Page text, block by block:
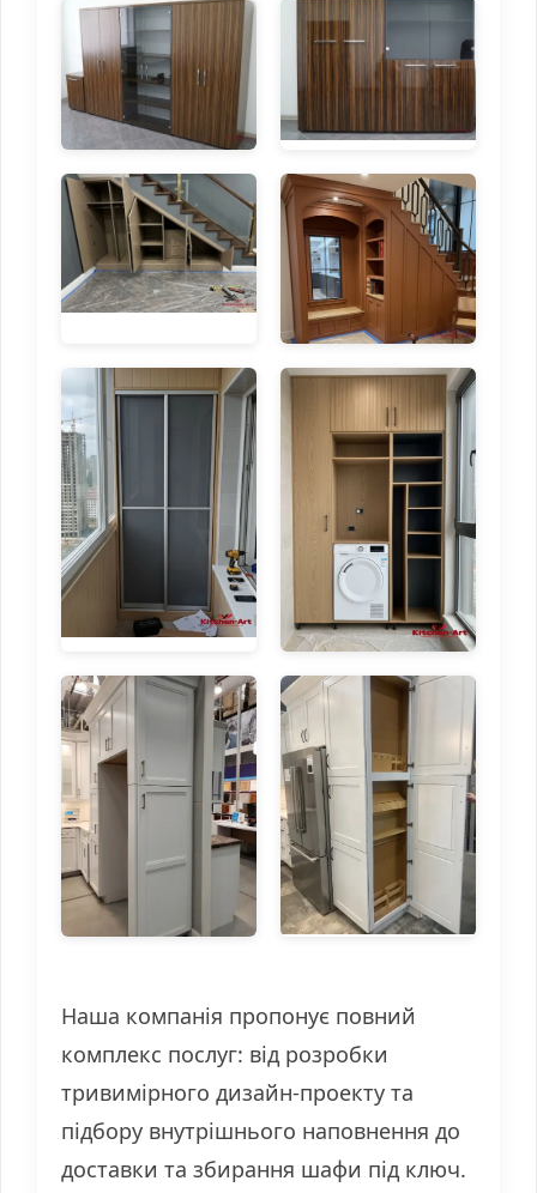
Наша компанія пропонує повний
комплекс послуг: від розробки
тривимірного дизайн-проекту та
підбору внутрішнього наповнення до
доставки та збирання шафи під ключ.